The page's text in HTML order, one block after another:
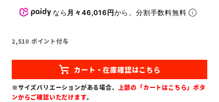
なら 月々46,016円から。分割手数料無料
2,510 ポイント付与
※サイズバリエーションがある場合、 上部の「カートはこちら」ボタ
ンからご確認いただけます。